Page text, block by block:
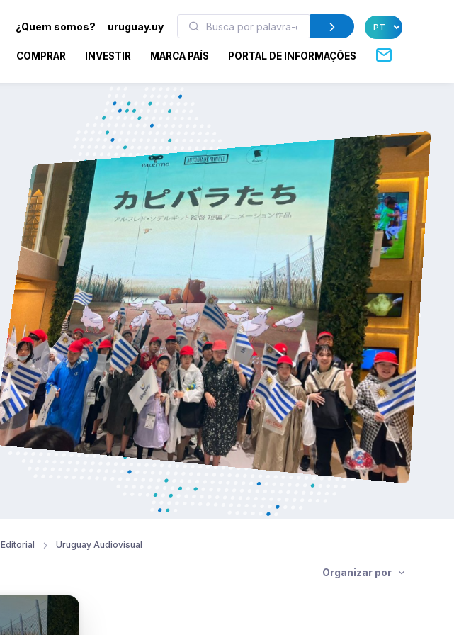
¿Quem somos? uruguay.uy
COMPRAR INVESTIR MARCA PAÍS PORTAL DE INFORMAÇÕES
Editorial Uruguay Audiovisual
Organizar por